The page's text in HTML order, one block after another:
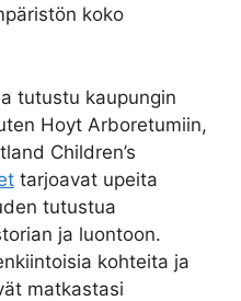
koko
tutustu kaupungin
Hoyt Arboretumiin,
Children’s
tarjoavat upeita
tutustua
ja luontoon.
kohteita ja
matkastasi